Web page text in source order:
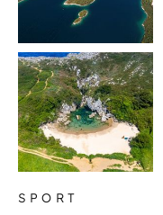
SPORT